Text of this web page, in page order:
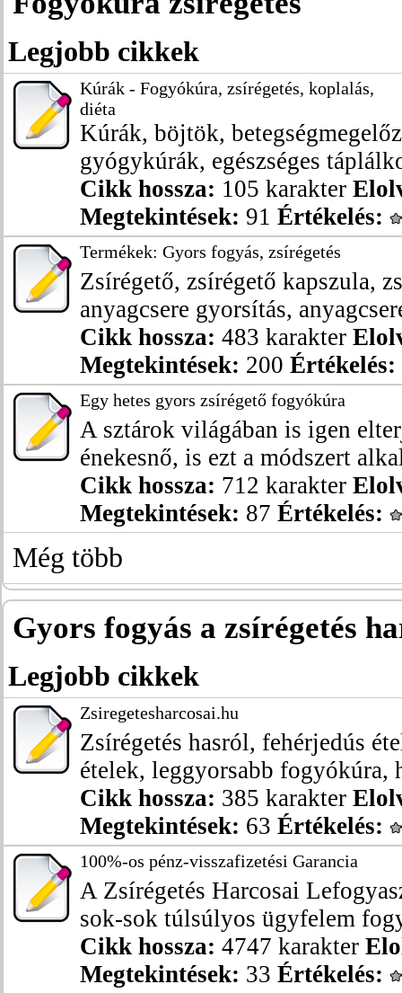
Legjobb cikkek
Kúrák - Fogyókúra, zsírégetés, koplalás,
diéta
Kúrák, böjtök,
gyógykúrák, egészséges
Cikk hossza: 105 karakter
Megtekintések: 91 Értékelés:
Termékek: Gyors fogyás, zsírégetés
Zsírégető, zsírégető kapszula,
anyagcsere gyorsítás,
Cikk hossza: 483 karakter
Megtekintések: 200 Értékelés:
Egy hetes gyors zsírégető fogyókúra
A sztárok világában is igen
énekesnő, is ezt a módszert
Cikk hossza: 712 karakter
Megtekintések: 87 Értékelés:
Még több
Gyors fogyás a zsírégetés
Legjobb cikkek
Zsiregetesharcosai.hu
Zsírégetés hasról, fehérjedús
ételek, leggyorsabb fogyókúra,
Cikk hossza: 385 karakter
Megtekintések: 63 Értékelés:
100%-os pénz-visszafizetési Garancia
A Zsírégetés Harcosai
sok-sok túlsúlyos ügyfelem
Cikk hossza: 4747 karakter
Megtekintések: 33 Értékelés: